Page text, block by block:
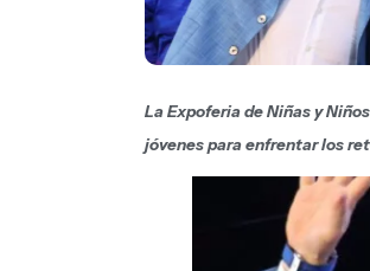
La Expoferia de Niñas y
jóvenes para enfrentar los